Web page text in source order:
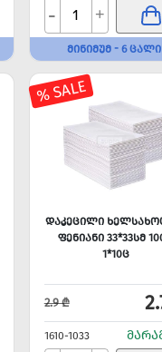
- +
ᲛᲘᲜᲘᲛᲣᲛ - 6 ᲪᲐᲚᲘ
% SALE
ᲓᲐᲙᲔᲪᲘᲚᲘ
ᲤᲔᲜᲘᲐᲜᲘ 33*33ᲡᲛ
1*10Ც
2.9 ₾
1610-1033